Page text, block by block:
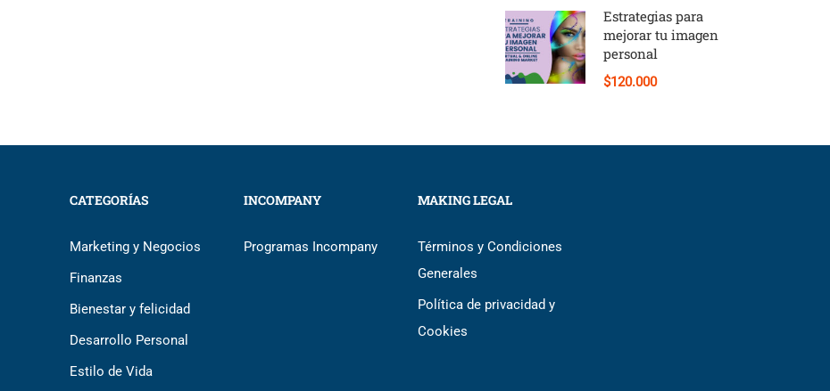
Estrategias para
mejorar tu imagen
personal
$120.000
CATEGORÍAS
Marketing y Negocios
Finanzas
Bienestar y felicidad
Desarrollo Personal
Estilo de Vida
INCOMPANY
Programas Incompany
MAKING LEGAL
Términos y Condiciones
Generales
Política de privacidad y
Cookies